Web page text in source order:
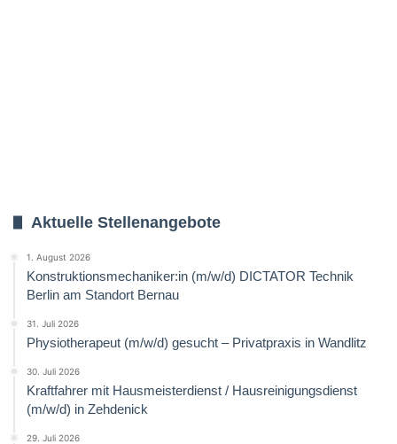
Aktuelle Stellenangebote
1. August 2026
Konstruktionsmechaniker:in (m/w/d) DICTATOR Technik
Berlin am Standort Bernau
31. Juli 2026
Physiotherapeut (m/w/d) gesucht – Privatpraxis in Wandlitz
30. Juli 2026
Kraftfahrer mit Hausmeisterdienst / Hausreinigungsdienst
(m/w/d) in Zehdenick
29. Juli 2026